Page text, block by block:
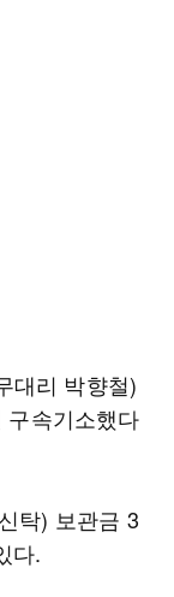
대리 박향철)
구속기소했다
탁) 보관금 3
다.